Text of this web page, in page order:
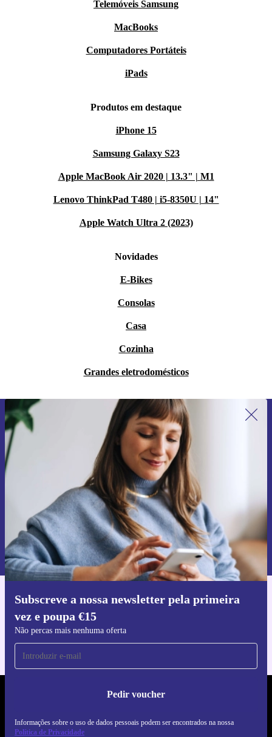
Telemóveis Samsung
MacBooks
Computadores Portáteis
iPads
Produtos em destaque
iPhone 15
Samsung Galaxy S23
Apple MacBook Air 2020 | 13.3" | M1
Lenovo ThinkPad T480 | i5-8350U | 14"
Apple Watch Ultra 2 (2023)
Novidades
E-Bikes
Consolas
Casa
Cozinha
Grandes eletrodomésticos
Subscreve a nossa newsletter pela primeira
vez e poupa €15
Não percas mais nenhuma oferta
Pedir voucher
Informações sobre o uso de dados pessoais podem ser encontrados na nossa
Política de Privacidade
Subscreve a nossa newsletter pela
primeira vez e poupa 15€!
Não percas mais nenhuma oferta.
Pedir voucher
Informações sobre o uso de dados pessoais podem ser encontrados na
nossa
Política de Privacidade.
Faz o download da app refurbed
Para iOS e Android
REFURBED PORTUGAL - RETHINK NEW.
SEGUE-NOS